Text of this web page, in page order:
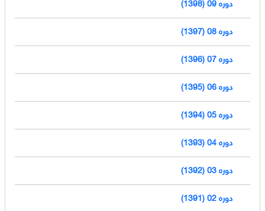
دوره 08 (1397)
دوره 07 (1396)
دوره 06 (1395)
دوره 05 (1394)
دوره 04 (1393)
دوره 03 (1392)
دوره 02 (1391)